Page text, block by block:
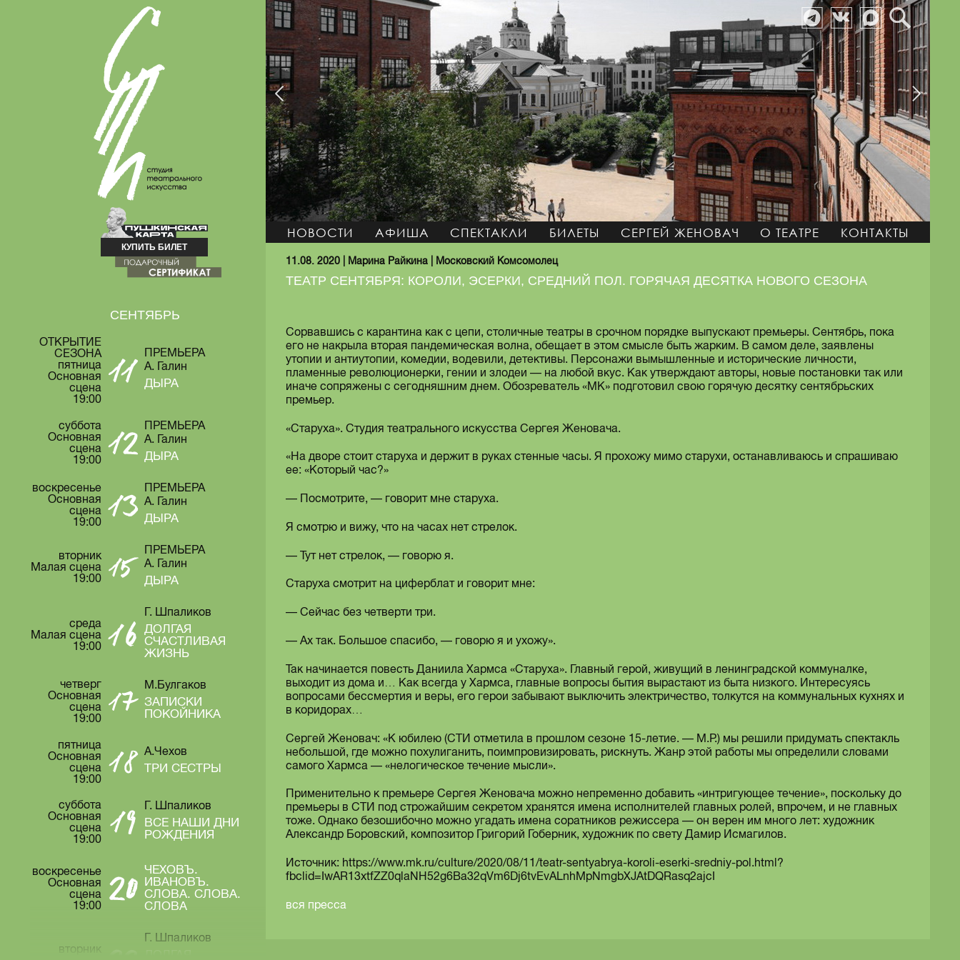
КУПИТЬ БИЛЕТ
СЕНТЯБРЬ
ОТКРЫТИЕ
СЕЗОНА
пятница
Основная
сцена
19:00
ПРЕМЬЕРА
А. Галин
ДЫРА
суббота
Основная
сцена
19:00
ПРЕМЬЕРА
А. Галин
ДЫРА
воскресенье
Основная
сцена
19:00
ПРЕМЬЕРА
А. Галин
ДЫРА
вторник
Малая сцена
19:00
ПРЕМЬЕРА
А. Галин
ДЫРА
среда
Малая сцена
19:00
Г. Шпаликов
ДОЛГАЯ
СЧАСТЛИВАЯ
ЖИЗНЬ
четверг
Основная
сцена
19:00
М.Булгаков
ЗАПИСКИ
ПОКОЙНИКА
пятница
Основная
сцена
19:00
А.Чехов
ТРИ СЕСТРЫ
суббота
Основная
сцена
19:00
Г. Шпаликов
ВСЕ НАШИ ДНИ
РОЖДЕНИЯ
воскресенье
Основная
сцена
19:00
ЧЕХОВЪ.
ИВАНОВЪ.
СЛОВА. СЛОВА.
СЛОВА
вторник
Г. Шпаликов
НОВОСТИ АФИША СПЕКТАКЛИ БИЛЕТЫ СЕРГЕЙ ЖЕНОВАЧ О ТЕАТРЕ КОНТАКТЫ
11.08. 2020 | Марина Райкина | Московский Комсомолец
ТЕАТР СЕНТЯБРЯ: КОРОЛИ, ЭСЕРКИ, СРЕДНИЙ ПОЛ. ГОРЯЧАЯ ДЕСЯТКА НОВОГО СЕЗОНА
Сорвавшись с карантина как с цепи, столичные театры в срочном порядке выпускают премьеры. Сентябрь, пока
его не накрыла вторая пандемическая волна, обещает в этом смысле быть жарким. В самом деле, заявлены
утопии и антиутопии, комедии, водевили, детективы. Персонажи вымышленные и исторические личности,
пламенные революционерки, гении и злодеи — на любой вкус. Как утверждают авторы, новые постановки так или
иначе сопряжены с сегодняшним днем. Обозреватель «МК» подготовил свою горячую десятку сентябрьских
премьер.
«Старуха». Студия театрального искусства Сергея Женовача.
«На дворе стоит старуха и держит в руках стенные часы. Я прохожу мимо старухи, останавливаюсь и спрашиваю
ее: «Который час?»
— Посмотрите, — говорит мне старуха.
Я смотрю и вижу, что на часах нет стрелок.
— Тут нет стрелок, — говорю я.
Старуха смотрит на циферблат и говорит мне:
— Сейчас без четверти три.
— Ах так. Большое спасибо, — говорю я и ухожу».
Так начинается повесть Даниила Хармса «Старуха». Главный герой, живущий в ленинградской коммуналке,
выходит из дома и… Как всегда у Хармса, главные вопросы бытия вырастают из быта низкого. Интересуясь
вопросами бессмертия и веры, его герои забывают выключить электричество, толкутся на коммунальных кухнях и
в коридорах…
Сергей Женовач: «К юбилею (СТИ отметила в прошлом сезоне 15-летие. — М.Р.) мы решили придумать спектакль
небольшой, где можно похулиганить, поимпровизировать, рискнуть. Жанр этой работы мы определили словами
самого Хармса — «нелогическое течение мысли».
Применительно к премьере Сергея Женовача можно непременно добавить «интригующее течение», поскольку до
премьеры в СТИ под строжайшим секретом хранятся имена исполнителей главных ролей, впрочем, и не главных
тоже. Однако безошибочно можно угадать имена соратников режиссера — он верен им много лет: художник
Александр Боровский, композитор Григорий Гоберник, художник по свету Дамир Исмагилов.
Источник: https://www.mk.ru/culture/2020/08/11/teatr-sentyabrya-koroli-eserki-sredniy-pol.html?
fbclid=IwAR13xtfZZ0qlaNH52g6Ba32qVm6Dj6tvEvALnhMpNmgbXJAtDQRasq2ajcI
вся пресса